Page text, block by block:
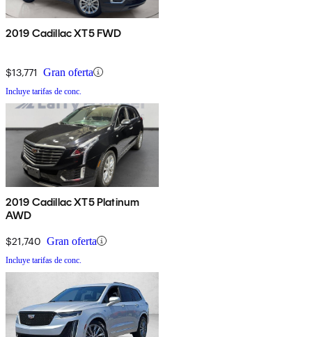
2019 Cadillac XT5 FWD
$13,771 Gran oferta
Incluye tarifas de conc.
2019 Cadillac XT5 Platinum
AWD
$21,740 Gran oferta
Incluye tarifas de conc.